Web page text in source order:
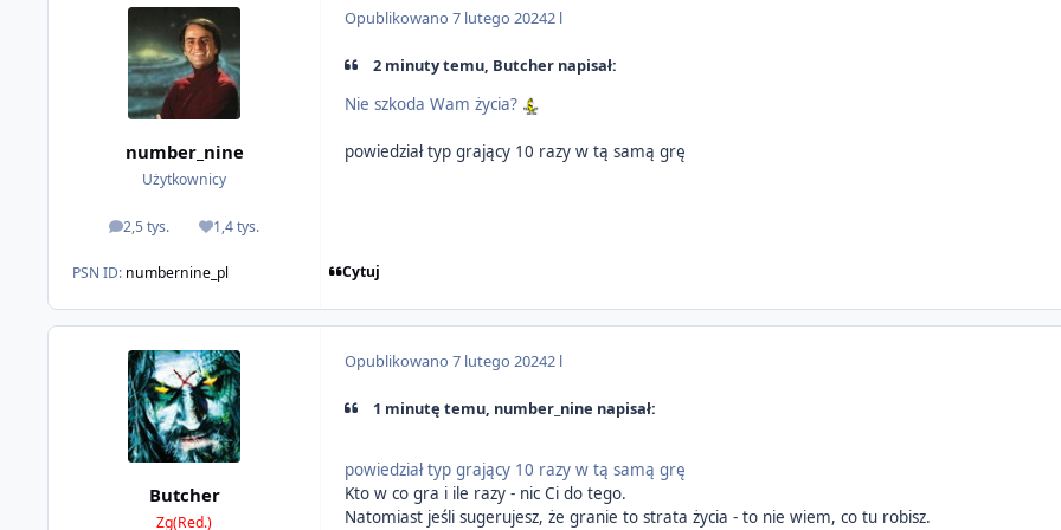
number_nine
Użytkownicy
2,5 tys.
odpowiedzi1,4 tys.
Reputacja
PSN ID: numbernine_pl
Opublikowano7 lutego 20242 l
2 minuty temu, Butcher napisał:
Nie szkoda Wam życia?
powiedział typ grający 10 razy w tą samą grę
Cytuj
Butcher
Zg(Red.)
Opublikowano7 lutego 20242 l
1 minutę temu, number_nine napisał:
powiedział typ grający 10 razy w tą samą grę
Kto w co gra i ile razy - nic Ci do tego.
Natomiast jeśli sugerujesz, że granie to strata życia - to nie wiem, co tu robisz.